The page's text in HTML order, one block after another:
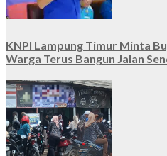
KNPI Lampung Timur Minta
Warga Terus Bangun Jalan